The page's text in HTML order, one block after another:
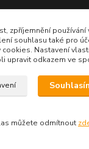
zpříjemnění používání
souhlasu také pro
cookies. Nastavení
upravit odkazem ve
můžete odmítnout